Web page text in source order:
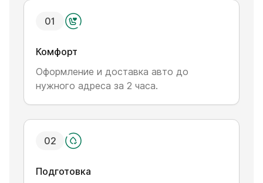
01
Комфорт
Оформление и доставка авто до
нужного адреса за 2 часа.
02
Подготовка